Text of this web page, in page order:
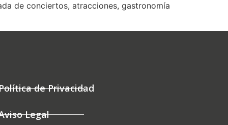
de conciertos, atracciones, gastronomía
de Privacidad
Legal